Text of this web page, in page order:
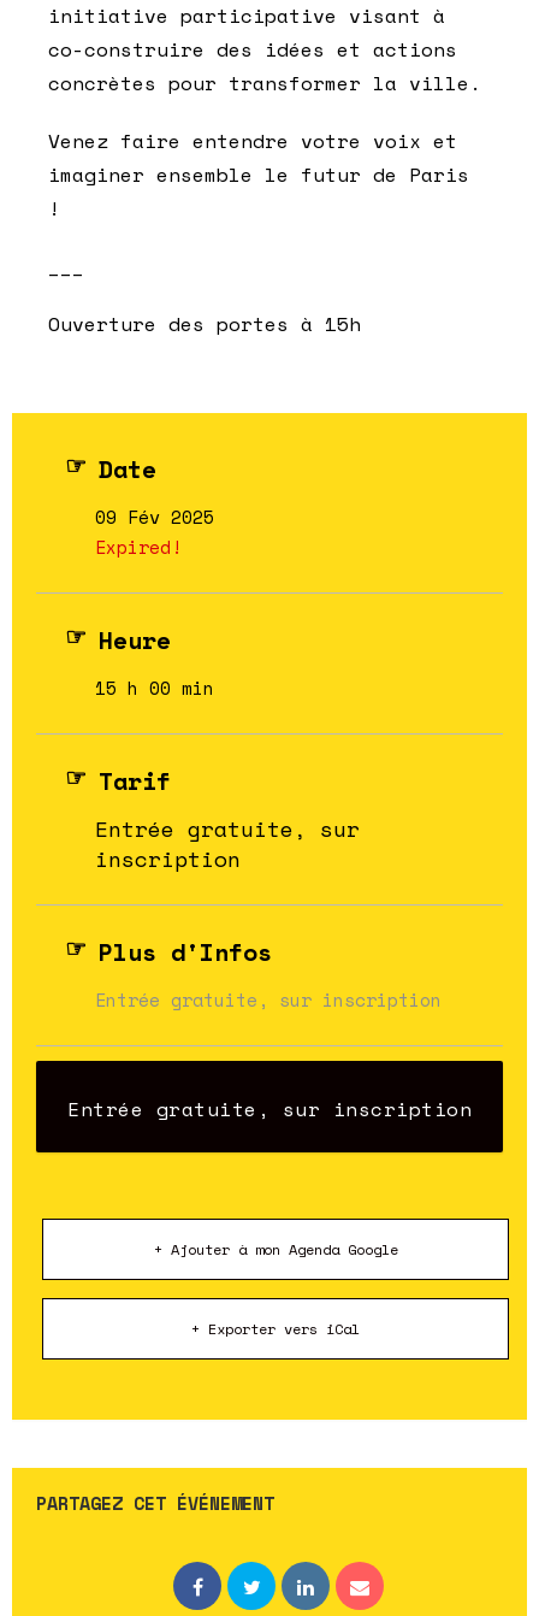
initiative participative visant à
co-construire des idées et actions
concrètes pour transformer la ville.
Venez faire entendre votre voix et
imaginer ensemble le futur de Paris
!
Ouverture des portes à 15h
Date
09 Fév 2025
Expired!
Heure
15 h 00 min
Tarif
Entrée gratuite, sur
inscription
Plus d'Infos
Entrée gratuite, sur inscription
Entrée gratuite, sur inscription
+ Ajouter à mon Agenda Google
+ Exporter vers iCal
PARTAGEZ CET ÉVÉNEMENT